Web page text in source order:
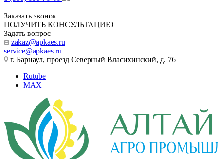
Заказать звонок
ПОЛУЧИТЬ КОНСУЛЬТАЦИЮ
Задать вопрос
zakaz@apkaes.ru
service@apkaes.ru
г. Барнаул, проезд Северный Власихинский, д. 76
Rutube
MAX